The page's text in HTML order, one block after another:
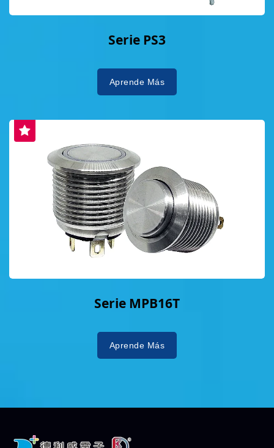
Serie PS3
Aprende Más
Serie MPB16T
Aprende Más